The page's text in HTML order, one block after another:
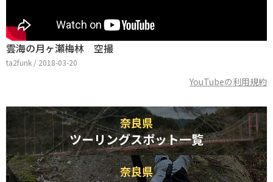
雲海の月ヶ瀬梅林 空撮
ta2funk / 2018-03-20
YouTubeの利用規約
奈良県
ツーリングスポット一覧
奈良県